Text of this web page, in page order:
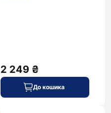
2 249 ₴
До кошика